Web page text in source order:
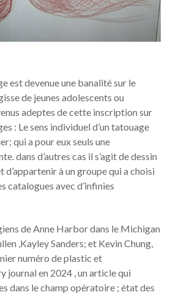
est devenue une banalité sur le
de jeunes adolescents ou
adeptes de cette inscription sur
: Le sens individuel d’un tatouage
qui a pour eux seuls une
dans d’autres cas il s’agit de dessin
à un groupe qui a choisi
catalogues avec d’infinies
de Anne Harbor dans le Michigan
,Kayley Sanders; et Kevin Chung,
numéro de plastic et
journal en 2024 , un article qui
dans le champ opératoire ; état des